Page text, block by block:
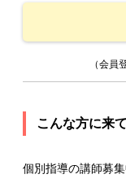
（会員
こんな方に来
個別指導の講師募